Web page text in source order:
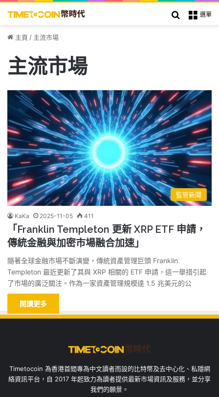
選單
搜索
主頁 / 主流市場
主流市場
監管新聞
KaKa 2025-11-05 411
「Franklin Templeton 更新 XRP ETF 申請，
傳統金融與加密市場融合加速」
隨著全球金融市場不斷演變，傳統資產管理巨頭 Franklin
Templeton 最近更新了其與 XRP 相關的 ETF 申請，這一舉措引起
了市場的廣泛關注。作為一家資產管理規模達 1.5 兆美元的公
閱讀更多
Timetocoin 為香港首間專為中文讀者而設的比特幣及去中心化、私隱網
絡資訊平台，自 2017 年起致力為讀者提供最新市場資訊及服務，並分享
我們的願景。